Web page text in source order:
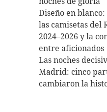
Diseño en
las camisetas del
2024–2026 y la
entre aficionados
Las noches
Madrid: cinco
cambiaron la